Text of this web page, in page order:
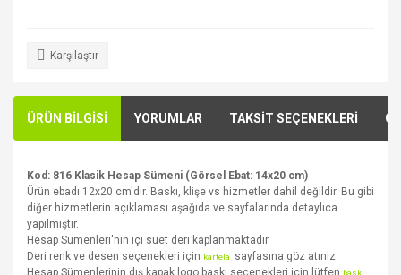
Karşılaştır
ÜRÜN BİLGİSİ YORUMLAR TAKSİT SEÇENEKLERİ
Kod: 816 Klasik Hesap Sümeni (Görsel Ebat: 14x20 cm)
Ürün ebadı 12x20 cm'dir. Baskı, klişe vs hizmetler dahil değildir. Bu gibi
diğer hizmetlerin açıklaması aşağıda ve sayfalarında detaylıca
yapılmıştır.
Hesap Sümenleri'nin içi süet deri kaplanmaktadır.
Deri renk ve desen seçenekleri için kartela
sayfasına göz atınız.
Hesap Sümenlerinin dış kapak logo baskı seçenekleri için lütfen baskı